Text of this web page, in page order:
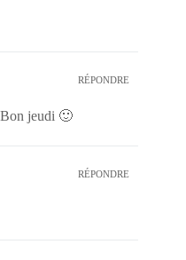
RÉPONDRE
jeudi 🙂
RÉPONDRE